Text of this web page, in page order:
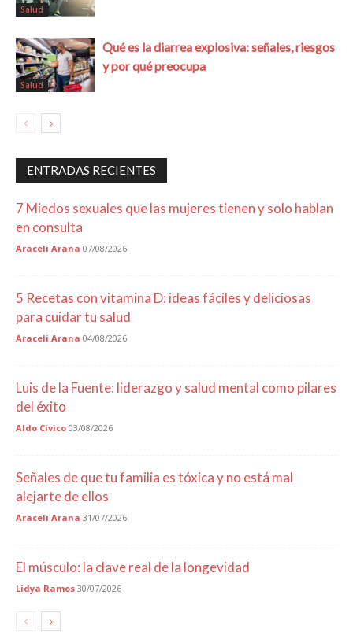
Salud
Salud
Qué es la diarrea explosiva: señales, riesgos
y por qué preocupa
ENTRADAS RECIENTES
7 Miedos sexuales que las mujeres tienen y solo hablan
en consulta
Araceli Arana 07/08/2026
5 Recetas con vitamina D: ideas fáciles y deliciosas
para cuidar tu salud
Araceli Arana 04/08/2026
Luis de la Fuente: liderazgo y salud mental como pilares
del éxito
Aldo Civico 03/08/2026
Señales de que tu familia es tóxica y no está mal
alejarte de ellos
Araceli Arana 31/07/2026
El músculo: la clave real de la longevidad
Lidya Ramos 30/07/2026